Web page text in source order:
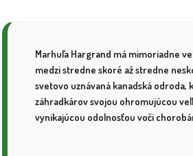
Marhuľa Hargrand má mimoriadne
medzi stredne skoré až stredne
svetovo uznávaná kanadská odroda,
záhradkárov svojou ohromujúcou
vynikajúcou odolnosťou voči